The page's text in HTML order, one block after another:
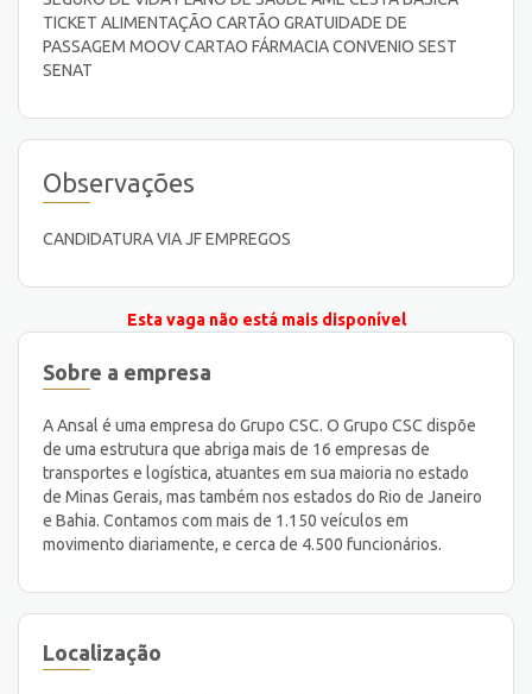
TICKET ALIMENTAÇÃO CARTÃO GRATUIDADE DE
PASSAGEM MOOV CARTAO FÁRMACIA CONVENIO SEST
SENAT
Observações
CANDIDATURA VIA JF EMPREGOS
Esta vaga não está mais disponível
Sobre a empresa
A Ansal é uma empresa do Grupo CSC. O Grupo CSC dispõe
de uma estrutura que abriga mais de 16 empresas de
transportes e logística, atuantes em sua maioria no estado
de Minas Gerais, mas também nos estados do Rio de Janeiro
e Bahia. Contamos com mais de 1.150 veículos em
movimento diariamente, e cerca de 4.500 funcionários.
Localização